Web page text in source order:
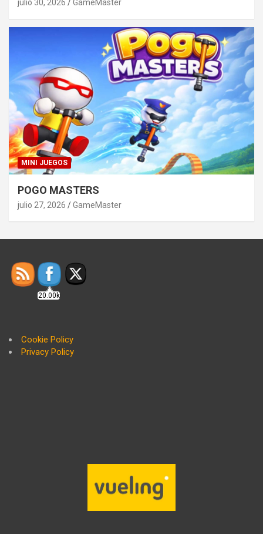
julio 30, 2026 GameMaster
MINI JUEGOS
POGO MASTERS
julio 27, 2026 GameMaster
20.00k
Cookie Policy
Privacy Policy